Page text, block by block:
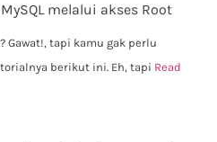
melalui akses Root
Gawat!, tapi kamu gak perlu
berikut ini. Eh, tapi Read